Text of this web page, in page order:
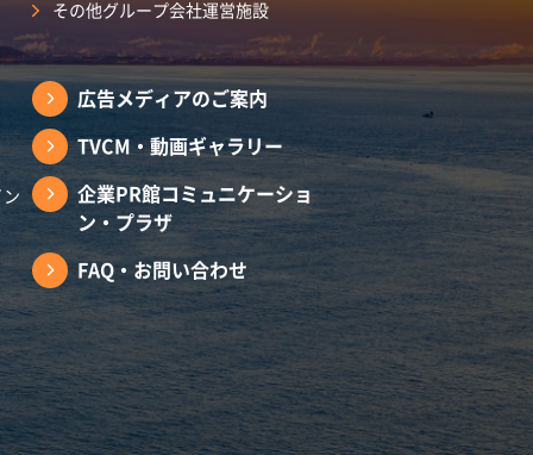
その他グループ会社運営施設
広告メディアのご案内
TVCM・動画ギャラリー
企業PR館コミュニケーショ
ン・プラザ
FAQ・お問い合わせ